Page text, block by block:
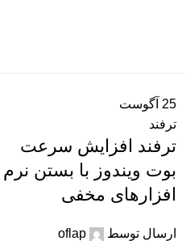
25 آگوست
ترفند
ترفند افزایش سرعت
بوت ویندوز با بستن نرم
افزارهای مخفی
ارسال توسط
oflap